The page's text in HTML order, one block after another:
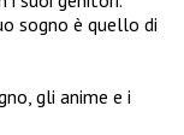
sogno è quello di
gli anime e i